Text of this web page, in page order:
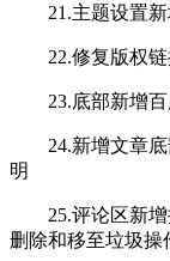
21.主题设置新
22.修复版权链
23.底部新增百
24.新增文章底
明
25.评论区新增
删除和移至垃圾操